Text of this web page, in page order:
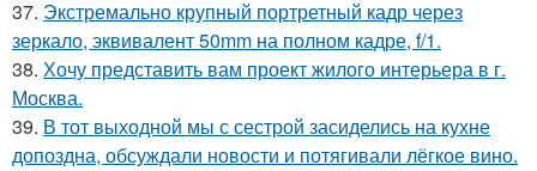
37. Экстремально крупный портретный кадр через
зеркало, эквивалент 50mm на полном кадре, f/1.
38. Хочу представить вам проект жилого интерьера в г.
Москва.
39. В тот выходной мы с сестрой засиделись на кухне
допоздна, обсуждали новости и потягивали лёгкое вино.